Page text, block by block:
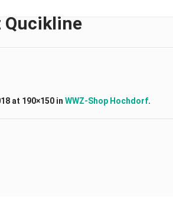
Qucikline
at 190×150 in WWZ-Shop Hochdorf.